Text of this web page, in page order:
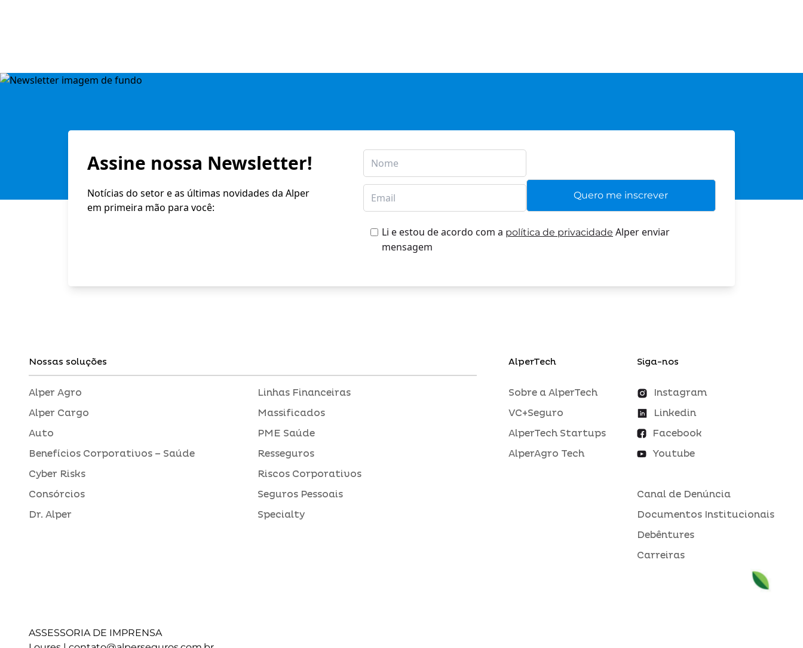
Assine nossa Newsletter!
Notícias do setor e as últimas novidades da Alper
em primeira mão para você:
Li e estou de acordo com a política de privacidade Alper enviar
mensagem
Nossas soluções
Alper Agro
Alper Cargo
Auto
Benefícios Corporativos – Saúde
Cyber Risks
Consórcios
Dr. Alper
Linhas Financeiras
Massificados
PME Saúde
Resseguros
Riscos Corporativos
Seguros Pessoais
Specialty
AlperTech
Sobre a AlperTech
VC+Seguro
AlperTech Startups
AlperAgro Tech
Siga-nos
Instagram
Linkedin
Facebook
Youtube
Canal de Denúncia
Documentos Institucionais
Debêntures
Carreiras
ASSESSORIA DE IMPRENSA